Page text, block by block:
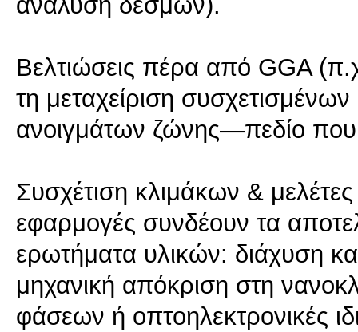
Βελτιώσεις πέρα από GGA
τη μεταχείριση
ανοιγμάτων ζώνης—πεδίο που
Συσχέτιση κλιμάκων &
εφαρμογές συνδέουν τα
ερωτήματα υλικών: διάχυση
μηχανική απόκριση στη
φάσεων ή οπτοηλεκτρονικές